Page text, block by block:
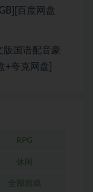
百度网盘
版国语配音豪
夸克网盘]
RPG
休闲
全部游戏